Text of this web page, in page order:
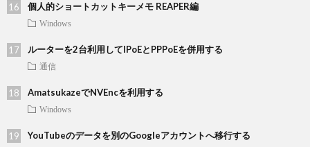
個人的ショートカットキーメモ REAPER編
Windows
ルーターを2台利用してIPoEとPPPoEを併用する
通信
AmatsukazeでNVEncを利用する
Windows
YouTubeのデータを別のGoogleアカウントへ移行する